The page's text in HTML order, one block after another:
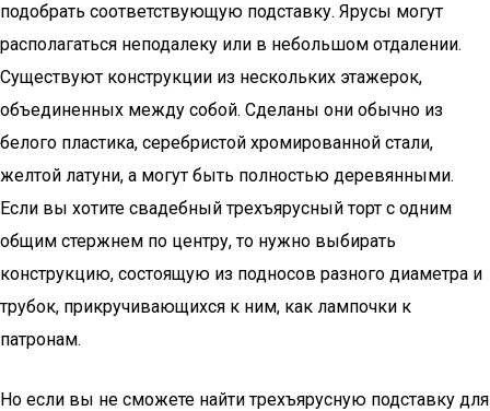
подобрать соответствующую подставку. Ярусы могут
располагаться неподалеку или в небольшом отдалении.
Существуют конструкции из нескольких этажерок,
объединенных между собой. Сделаны они обычно из
белого пластика, серебристой хромированной стали,
желтой латуни, а могут быть полностью деревянными.
Если вы хотите свадебный трехъярусный торт с одним
общим стержнем по центру, то нужно выбирать
конструкцию, состоящую из подносов разного диаметра и
трубок, прикручивающихся к ним, как лампочки к
патронам.
Но если вы не сможете найти трехъярусную подставку для